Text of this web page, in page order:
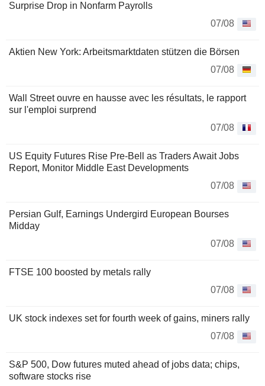
Surprise Drop in Nonfarm Payrolls
07/08
Aktien New York: Arbeitsmarktdaten stützen die Börsen
07/08
Wall Street ouvre en hausse avec les résultats, le rapport
sur l'emploi surprend
07/08
US Equity Futures Rise Pre-Bell as Traders Await Jobs
Report, Monitor Middle East Developments
07/08
Persian Gulf, Earnings Undergird European Bourses
Midday
07/08
FTSE 100 boosted by metals rally
07/08
UK stock indexes set for fourth week of gains, miners rally
07/08
S&P 500, Dow futures muted ahead of jobs data; chips,
software stocks rise